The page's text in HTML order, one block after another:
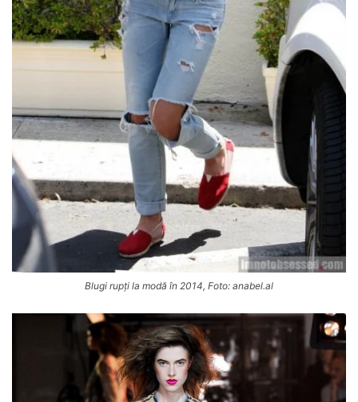
Blugi rupți la modă în 2014, Foto: anabel.al